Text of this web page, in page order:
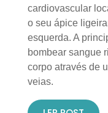
cardiovascular
o seu ápice
esquerda. A
bombear sangue
corpo através de
veias.